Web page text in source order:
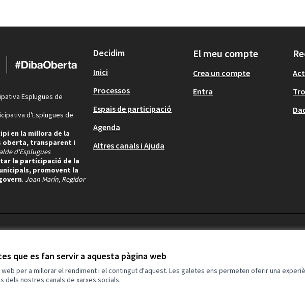
que es fan servir a aquesta pàgina web
per a millorar el rendiment i el contingut d'aquest. Les galetes ens permeten oferir una
nostres canals de xarxes socials.
Esplugues de
d'Esplugues de
en la millora de la
oberta, transparent i
d'Esplugues
la participació de la
promovent la
. Joan Marín, Regidor
Decidim
Inici
Processos
Espais de participació
Agenda
Altres canals i Ajuda
El meu compte
Crea un compte
Entra